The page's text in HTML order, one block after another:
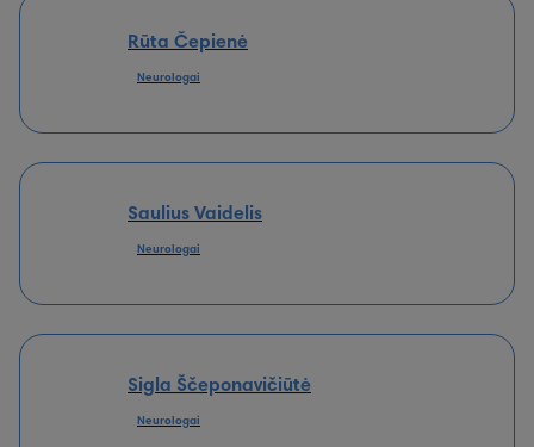
Rūta Čepienė
Neurologai
Saulius Vaidelis
Neurologai
Sigla Ščeponavičiūtė
Neurologai